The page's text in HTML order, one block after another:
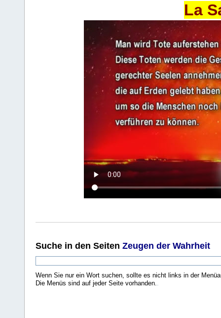
La
Suche in den Seiten Zeugen der Wahrheit
Wenn Sie nur ein Wort suchen, sollte es nicht links in der
Die Menüs sind auf jeder Seite vorhanden..